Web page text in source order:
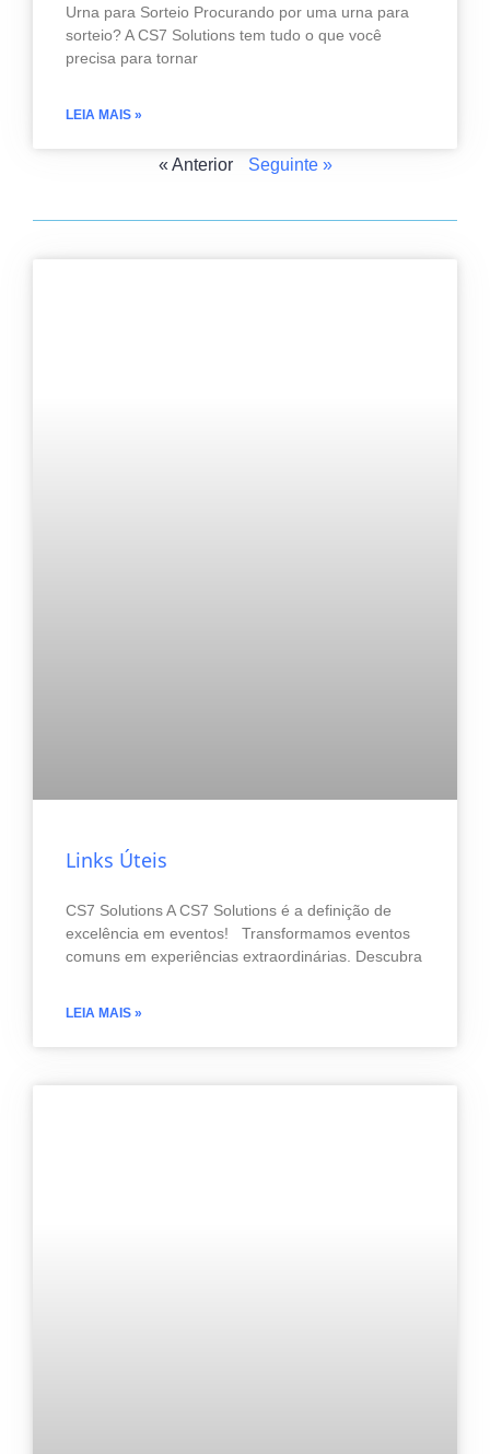
Urna para Sorteio Procurando por uma urna para
sorteio? A CS7 Solutions tem tudo o que você
precisa para tornar
LEIA MAIS »
« Anterior Seguinte »
Links Úteis
CS7 Solutions A CS7 Solutions é a definição de
excelência em eventos! Transformamos eventos
comuns em experiências extraordinárias. Descubra
LEIA MAIS »